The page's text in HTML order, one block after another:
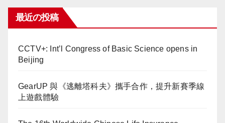
最近の投稿
CCTV+: Int’l Congress of Basic Science opens in
Beijing
GearUP 與《逃離塔科夫》攜手合作，提升新賽季線
上遊戲體驗